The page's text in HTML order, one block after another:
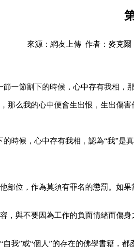
來源：網友上傳 作者：麥克
節割下的時候，心中存有我相，那
么我的心中便會生出恨，生出傷
候，心中存有我相，認為“我”是
位，作為莫須有罪名的懲罰。如果
與不要因為工作的負面情緒而傷身
”或“個人”的存在的佛學書籍，都